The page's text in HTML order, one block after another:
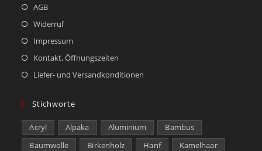
AGB
Widerruf
Impressum
Kontakt, Öffnungszeiten
Liefer- und Versandkonditionen
Stichworte
Acryl Alpaka Aluminium
Bambus
Baumwolle
Birkenholz Hanf
Kamelhaar